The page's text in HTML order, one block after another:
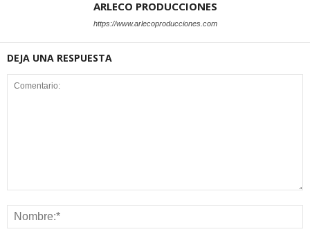
ARLECO PRODUCCIONES
https://www.arlecoproducciones.com
DEJA UNA RESPUESTA